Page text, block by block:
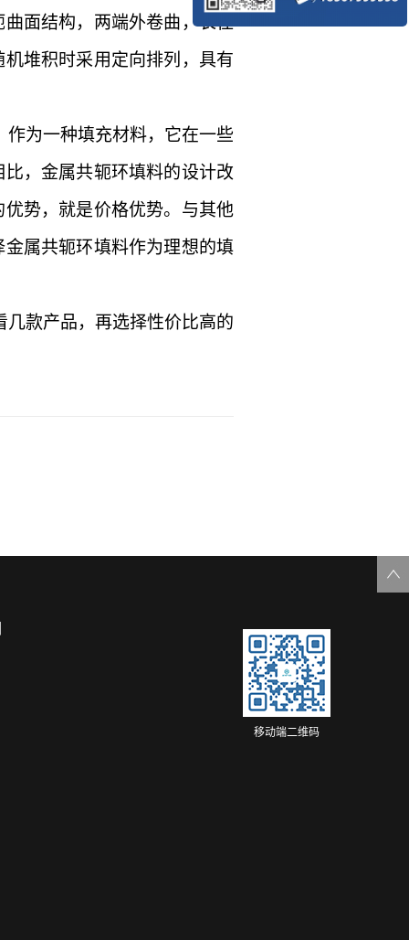
面结构，两端外卷曲，长径
堆积时采用定向排列，具有
为一种填充材料，它在一些
，金属共轭环填料的设计改
势，就是价格优势。与其他
属共轭环填料作为理想的填
款产品，再选择性价比高的
移动端二维码